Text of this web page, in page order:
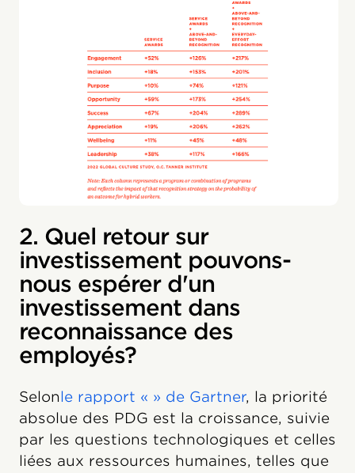
2. Quel retour sur
investissement pouvons-
nous espérer d'un
investissement dans
reconnaissance des
employés?
Selonle rapport « » de Gartner, la priorité
absolue des PDG est la croissance, suivie
par les questions technologiques et celles
liées aux ressources humaines, telles que